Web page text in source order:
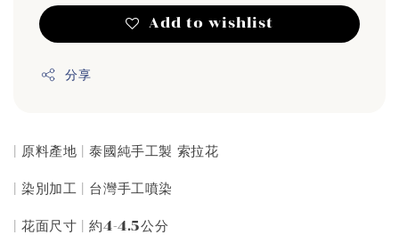
Add to wishlist
分享
| 原料產地 | 泰國純手工製 索拉花
| 染別加工 | 台灣手工噴染
| 花面尺寸 | 約4-4.5公分